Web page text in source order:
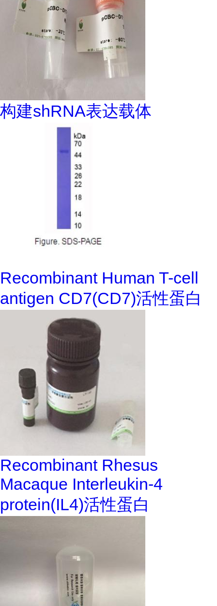
构建shRNA表达载体
Recombinant Human T-cell
antigen CD7(CD7)活性蛋白
Recombinant Rhesus
Macaque Interleukin-4
protein(IL4)活性蛋白